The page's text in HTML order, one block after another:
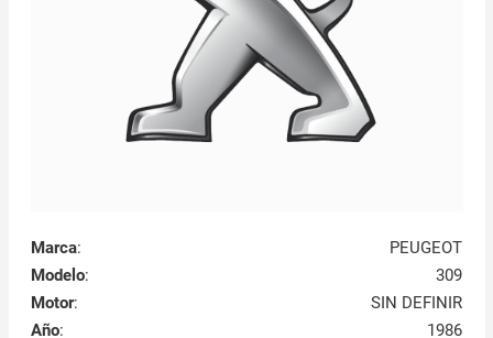
Marca:
PEUGEOT
Modelo:
309
Motor:
SIN DEFINIR
Año: 1986